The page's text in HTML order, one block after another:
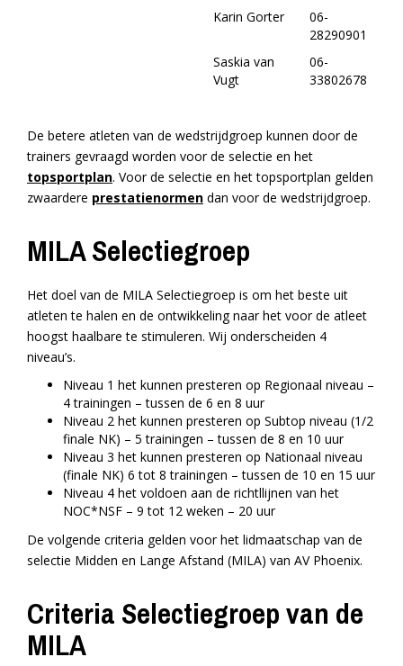
Karin Gorter
06-
28290901
Saskia van
Vugt
06-
33802678
De betere atleten van de wedstrijdgroep kunnen door de
trainers gevraagd worden voor de selectie en het
topsportplan. Voor de selectie en het topsportplan gelden
zwaardere prestatienormen dan voor de wedstrijdgroep.
MILA Selectiegroep
Het doel van de MILA Selectiegroep is om het beste uit
atleten te halen en de ontwikkeling naar het voor de atleet
hoogst haalbare te stimuleren. Wij onderscheiden 4
niveau’s.
Niveau 1 het kunnen presteren op Regionaal niveau –
4 trainingen – tussen de 6 en 8 uur
Niveau 2 het kunnen presteren op Subtop niveau (1/2
finale NK) – 5 trainingen – tussen de 8 en 10 uur
Niveau 3 het kunnen presteren op Nationaal niveau
(finale NK) 6 tot 8 trainingen – tussen de 10 en 15 uur
Niveau 4 het voldoen aan de richtllijnen van het
NOC*NSF – 9 tot 12 weken – 20 uur
De volgende criteria gelden voor het lidmaatschap van de
selectie Midden en Lange Afstand (MILA) van AV Phoenix.
Criteria Selectiegroep van de
MILA